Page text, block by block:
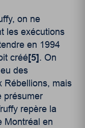
on ne
les exécutions
en 1994
créé[5] . On
des
Rébellions, mais
présumer
repère la
Montréal en